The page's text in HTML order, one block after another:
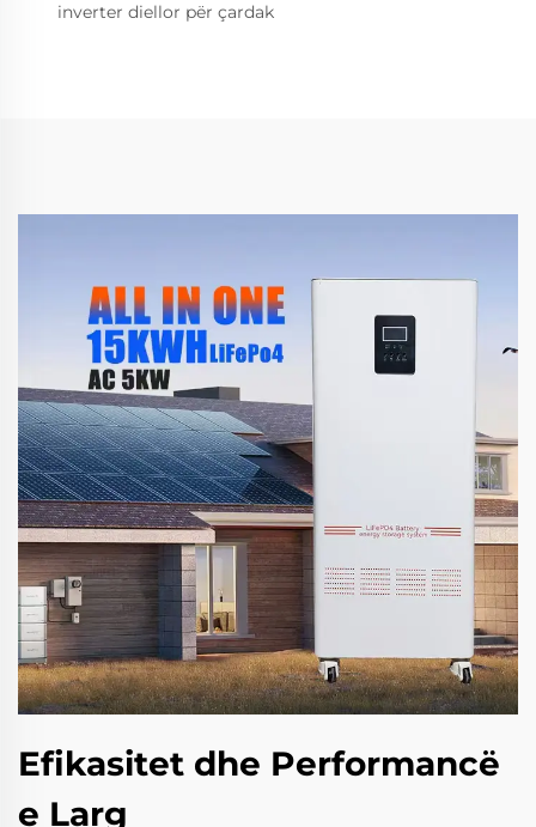
inverter diellor për çardak
Efikasitet dhe Performancë
e Larg